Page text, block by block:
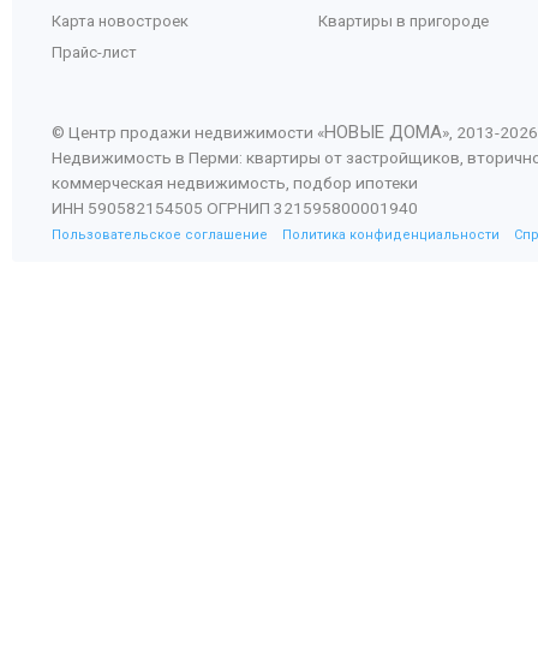
Карта новостроек
Прайс-лист
Квартиры в пригороде
© Центр продажи недвижимости «НОВЫЕ ДОМА», 2013-2026
Недвижимость в Перми: квартиры от застройщиков,
коммерческая недвижимость, подбор ипотеки
ИНН 590582154505 ОГРНИП 321595800001940
Пользовательское соглашение Политика конфиденциальности